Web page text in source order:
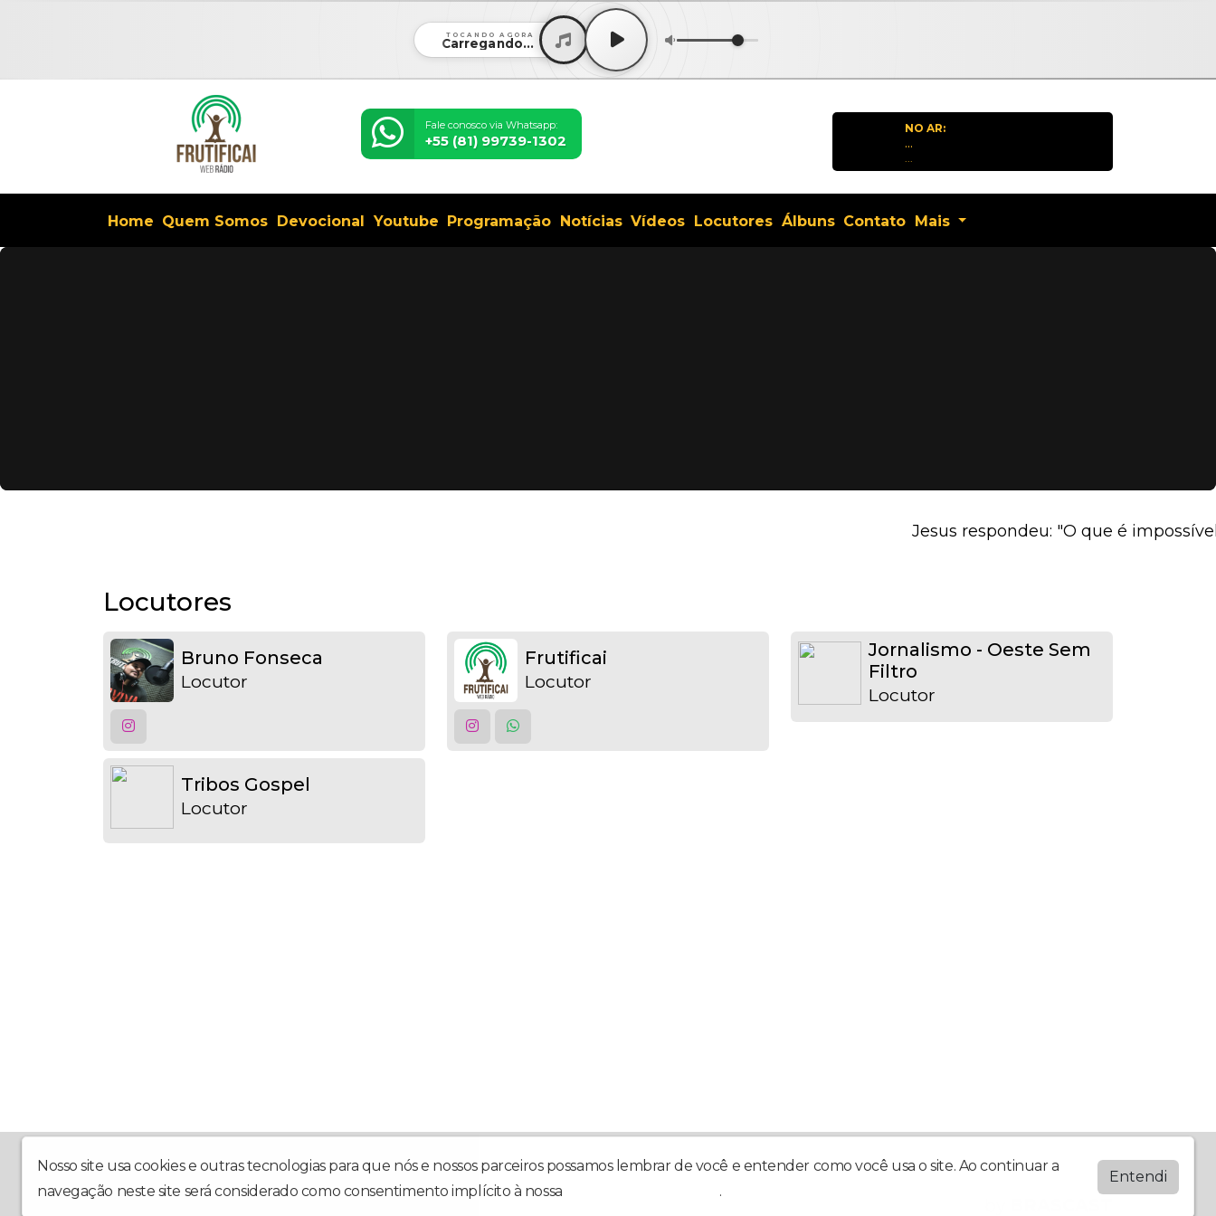
TOCANDO AGORA
Carregando...
Fale conosco via Whatsapp:
+55 (81) 99739-1302
NO AR:
...
Home Quem Somos Devocional Youtube Programação Notícias Vídeos Locutores Álbuns Contato Mais
Jesus respondeu: "O que é impossível
Locutores
Bruno Fonseca
Locutor
Frutificai
Locutor
Jornalismo - Oeste Sem
Filtro
Locutor
Tribos Gospel
Locutor
Nosso site usa cookies e outras tecnologias para que nós e nossos parceiros possamos lembrar de você e entender como você usa o site. Ao continuar a
navegação neste site será considerado como consentimento implícito à nossa
.
Entendi
Web Rádio Frutificai - a rádio do coração de Deus